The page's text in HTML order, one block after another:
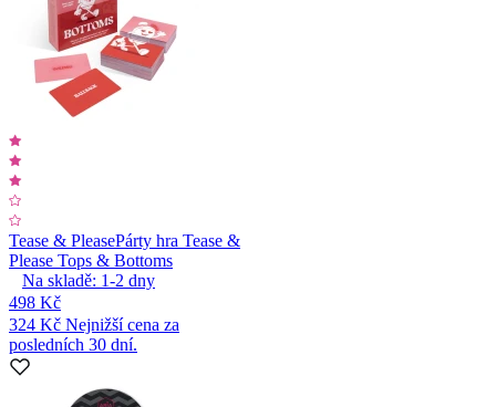
Tease & PleasePárty hra Tease &
Please Tops & Bottoms
Na skladě: 1-2 dny
498 Kč
324 Kč Nejnižší cena za
posledních 30 dní.